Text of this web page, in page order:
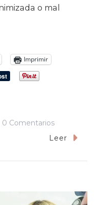
o mal
Imprimir
0 ComentariosEn
Base
Feminicidio
Leer